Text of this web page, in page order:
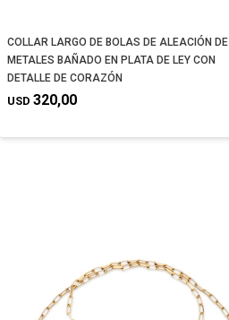
COLLAR LARGO DE BOLAS DE ALEACIÓN DE
METALES BAÑADO EN PLATA DE LEY CON
DETALLE DE CORAZÓN
USD 320,00